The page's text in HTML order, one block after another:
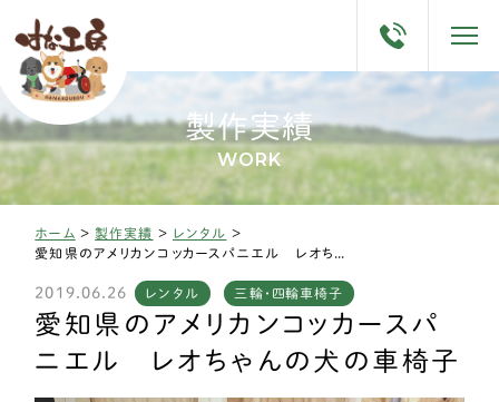
製作実績
WORK
ホーム >製作実績 > レンタル >
2019.06.26 レンタル 三輪・四輪車椅子
愛知県のアメリカンコッカースパ
ニエル レオちゃんの犬の車椅子